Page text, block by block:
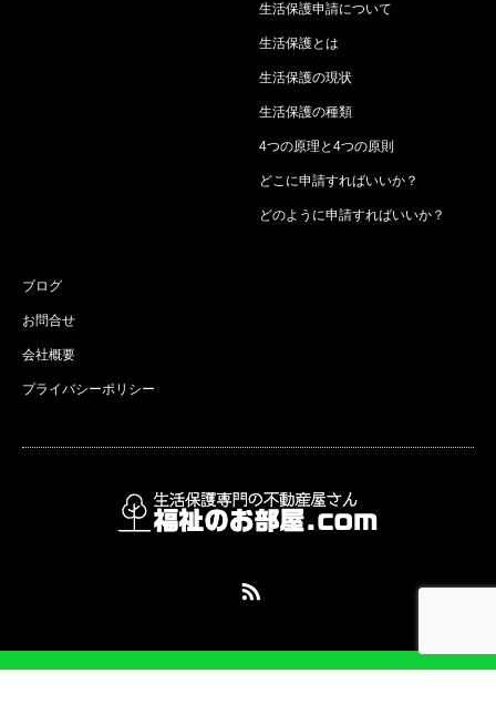
生活保護申請について
生活保護とは
生活保護の現状
生活保護の種類
4つの原理と4つの原則
どこに申請すればいいか？
どのように申請すればいいか？
ブログ
お問合せ
会社概要
プライバシーポリシー